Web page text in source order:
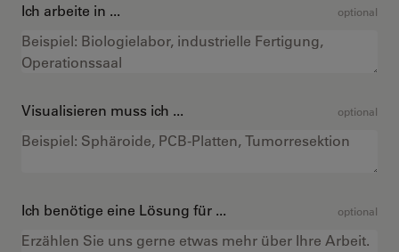
Ich arbeite in ... optional
Visualisieren muss ich ... optional
Ich benötige eine Lösung für ... optional